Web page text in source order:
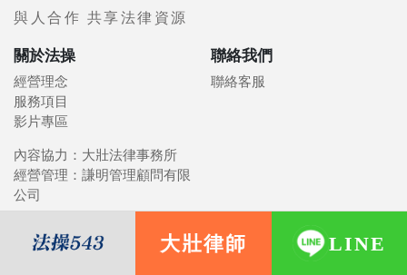
與人合作 共享法律資源
關於法操
經營理念
服務項目
影片專區
聯絡我們
聯絡客服
內容協力：大壯法律事務所
經營管理：謙明管理顧問有限
公司
大壯律師 LINE